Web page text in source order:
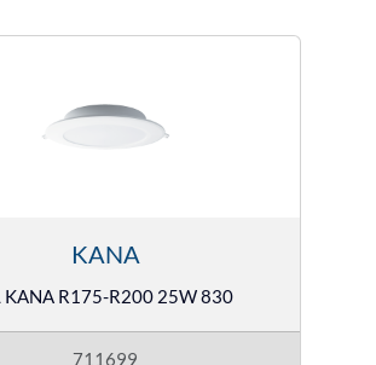
KANA
KANA R175-R200 25W 830
711699